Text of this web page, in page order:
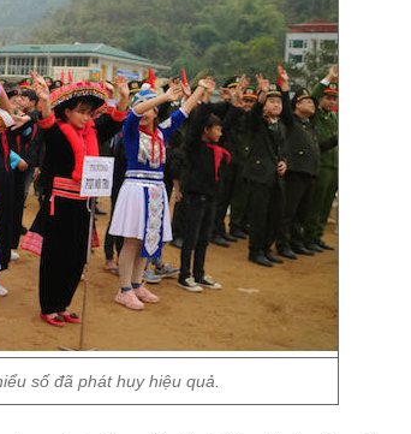
số đã phát huy hiệu quả.